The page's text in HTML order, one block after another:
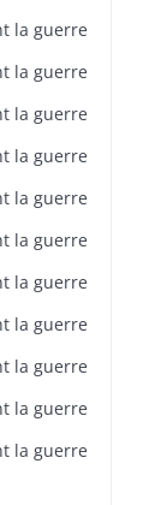
la guerre
la guerre
la guerre
la guerre
la guerre
la guerre
la guerre
la guerre
la guerre
la guerre
la guerre